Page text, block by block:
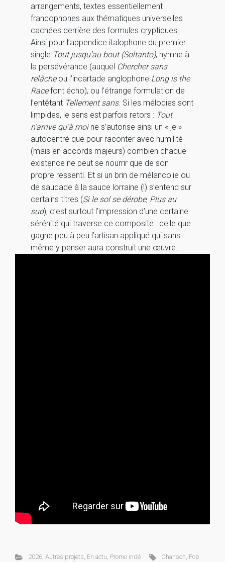
arrangements, textes essentiellement
francophones aux thématiques universelles
cachées derrière des formules cryptiques.
Ainsi pour l’appendice italophone du premier
single Tout jusqu’au bout (Soltanto), hymne à
la persévérance (auquel Chercher sans
relâcheou l’incartade anglophone Long is the
Racefont écho), ou l’étrange formulation de
l’entêtant Tellement sans. Si les mélodies sont
limpides, le sens est parfois retors : Tout
n’arrive qu’à moine s’autorise ainsi un « je »
autocentré que pour raconter avec humilité
(mais en accords majeurs) combien chaque
existence ne peut se nourrir que de son
propre ressenti. Et si un brin de mélancolie ou
de saudade à la sauce lorraine (!) s’entend sur
certains titres (Si le sol se dérobe, Plus au
sud), c’est surtout l’impression d’une certaine
sérénité qui traverse ce composite : celle que
gagne peu à peu l’artisan appliqué qui sans
même y penser aura construit une œuvre.
2026, Autres projets, En actu, Promo indé Chanson, Pop